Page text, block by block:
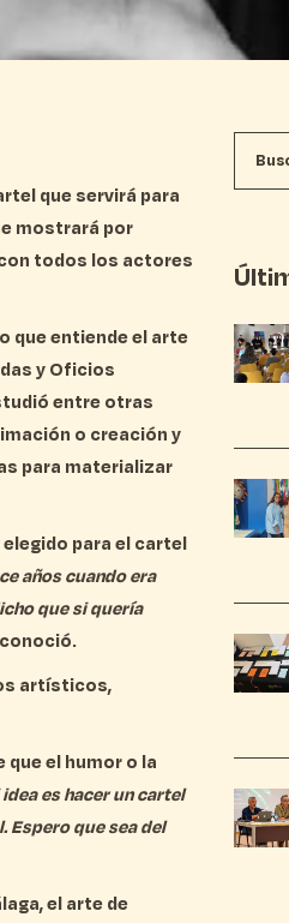
que servirá para
mostrará por
todos los actores
que entiende el arte
y Oficios
entre otras
o creación y
para materializar
elegido para el cartel
años cuando era
que si quería
artísticos,
el humor o la
es hacer un cartel
Espero que sea del
el arte de